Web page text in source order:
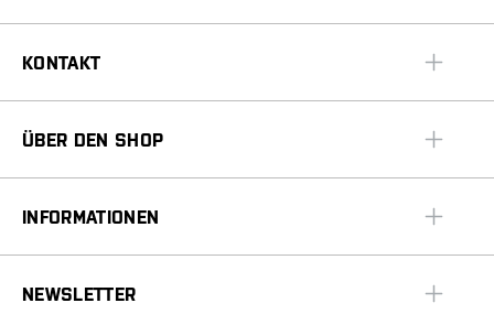
KONTAKT
ÜBER DEN SHOP
INFORMATIONEN
NEWSLETTER